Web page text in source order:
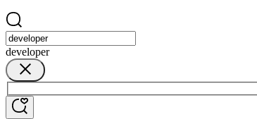
developer